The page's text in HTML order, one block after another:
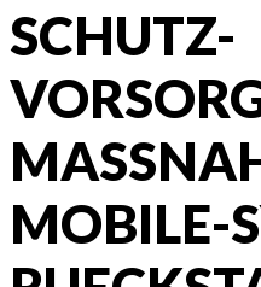
SCHUTZ-
MOBILE-